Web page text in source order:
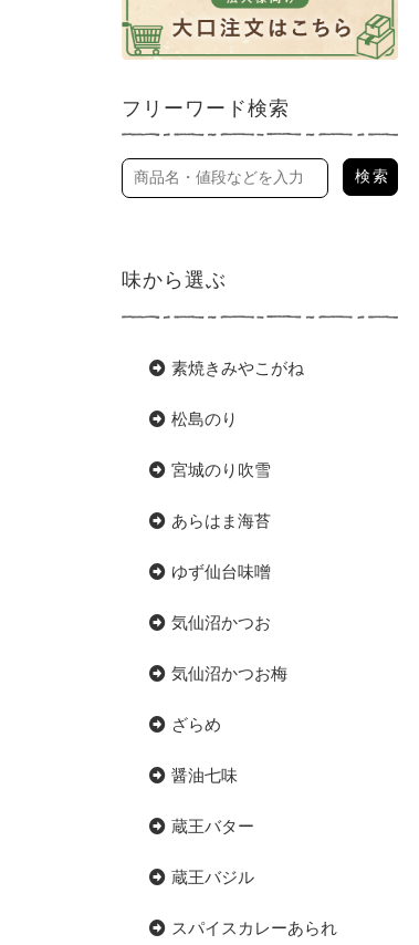
フリーワード検索
味から選ぶ
素焼きみやこがね
松島のり
宮城のり吹雪
あらはま海苔
ゆず仙台味噌
気仙沼かつお
気仙沼かつお梅
ざらめ
醤油七味
蔵王バター
蔵王バジル
スパイスカレーあられ